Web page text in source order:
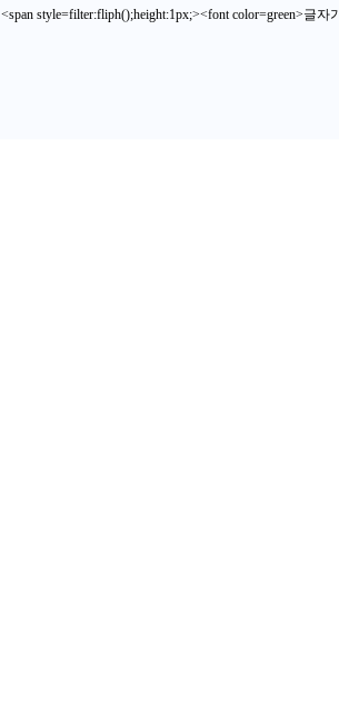
<span style=filter:fliph();height:1px;><font color=green>글